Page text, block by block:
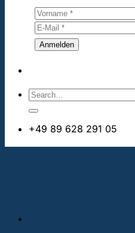
+49 89 628 291 05